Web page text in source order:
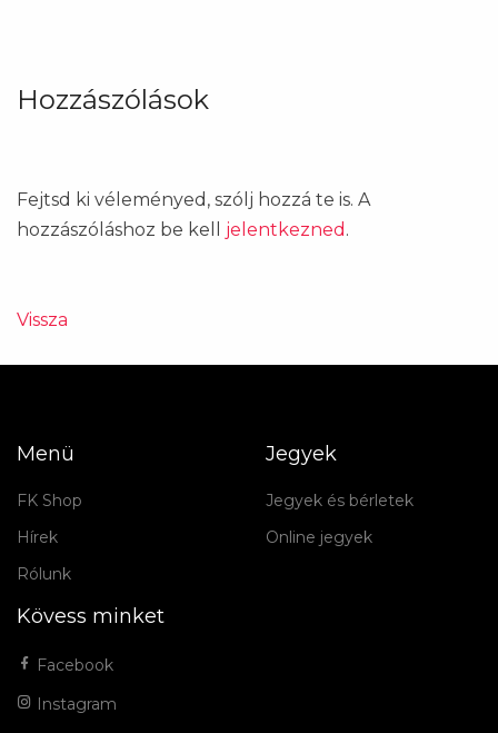
Hozzászólások
Fejtsd ki véleményed, szólj hozzá te is. A
hozzászóláshoz be kell jelentkezned .
Vissza
Menü
FK Shop
Hírek
Rólunk
Jegyek
Jegyek és bérletek
Online jegyek
Kövess minket
Facebook
Instagram